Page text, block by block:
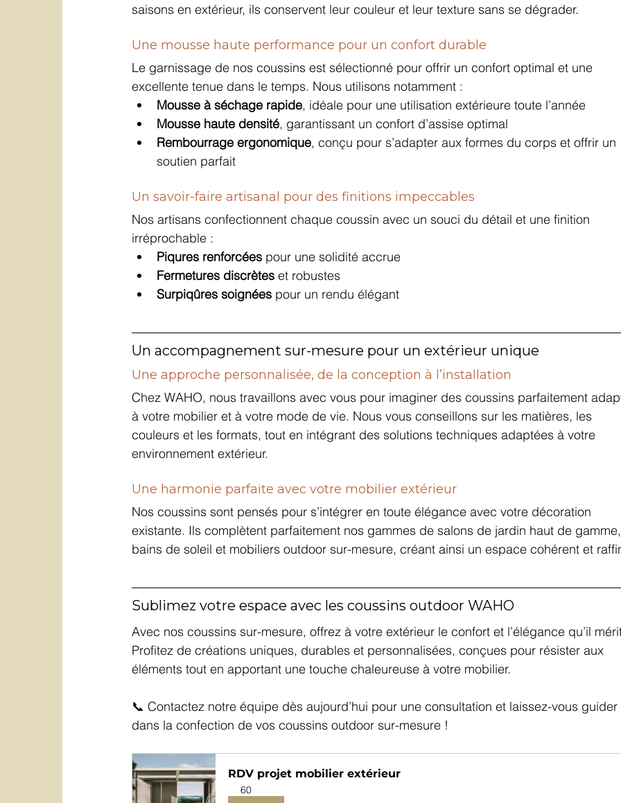
saisons en extérieur, ils conservent leur couleur et leur texture sans se dégrader.
Une mousse haute performance pour un confort durable
Le garnissage de nos coussins est sélectionné pour offrir un confort optimal et une
excellente tenue dans le temps. Nous utilisons notamment :
Mousse à séchage rapide, idéale pour une utilisation extérieure toute l’année
Mousse haute densité, garantissant un confort d’assise optimal
Rembourrage ergonomique, conçu pour s’adapter aux formes du corps et offrir un
soutien parfait
Un savoir-faire artisanal pour des finitions impeccables
Nos artisans confectionnent chaque coussin avec un souci du détail et une finition
irréprochable :
Piqures renforcées pour une solidité accrue
Fermetures discrètes et robustes
Surpiqûres soignées pour un rendu élégant
Un accompagnement sur-mesure pour un extérieur unique
Une approche personnalisée, de la conception à l’installation
Chez WAHO, nous travaillons avec vous pour imaginer des coussins parfaitement
à votre mobilier et à votre mode de vie. Nous vous conseillons sur les matières, les
couleurs et les formats, tout en intégrant des solutions techniques adaptées à votre
environnement extérieur.
Une harmonie parfaite avec votre mobilier extérieur
Nos coussins sont pensés pour s’intégrer en toute élégance avec votre décoration
existante. Ils complètent parfaitement nos gammes de salons de jardin haut de
bains de soleil et mobiliers outdoor sur-mesure, créant ainsi un espace cohérent et
Sublimez votre espace avec les coussins outdoor WAHO
Avec nos coussins sur-mesure, offrez à votre extérieur le confort et l’élégance qu’il
Profitez de créations uniques, durables et personnalisées, conçues pour résister aux
éléments tout en apportant une touche chaleureuse à votre mobilier.
📞 Contactez notre équipe dès aujourd’hui pour une consultation et laissez-vous guider
dans la confection de vos coussins outdoor sur-mesure !
RDV projet mobilier extérieur
60